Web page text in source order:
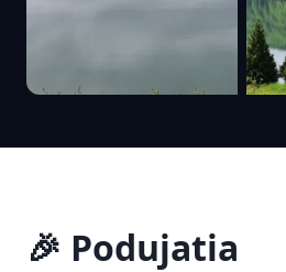
🎉 Podujatia